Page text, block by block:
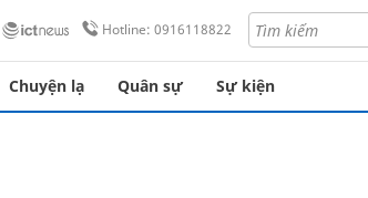
Hotline: 0916118822
Chuyện lạ Quân sự Sự kiện